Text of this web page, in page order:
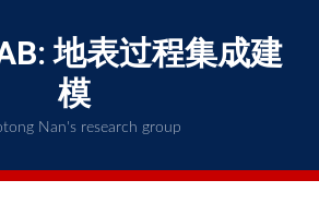
to
content
地表过程集成建
模
Nan's research group